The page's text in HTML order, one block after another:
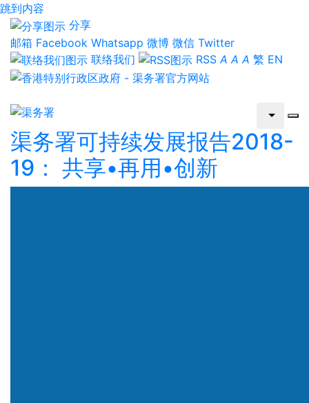
跳到内容
分享
邮箱 Facebook Whatsapp 微博 微信 Twitter
联络我们
RSS A A A 繁 EN
渠务署可持续发展报告2018-
19： 共享•再用•创新